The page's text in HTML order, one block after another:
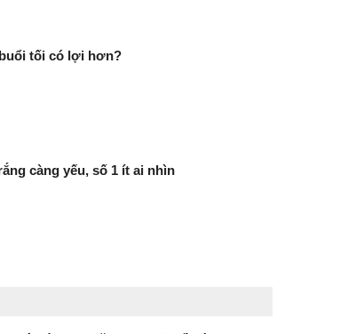
tối có lợi hơn?
càng yếu, số 1 ít ai nhìn